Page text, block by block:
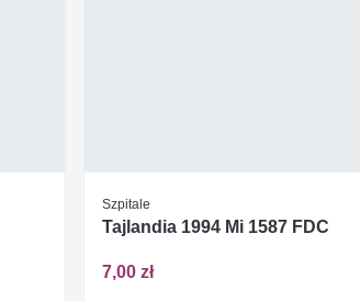
Szpitale
Tajlandia 1994 Mi 1587 FDC
7,00 zł